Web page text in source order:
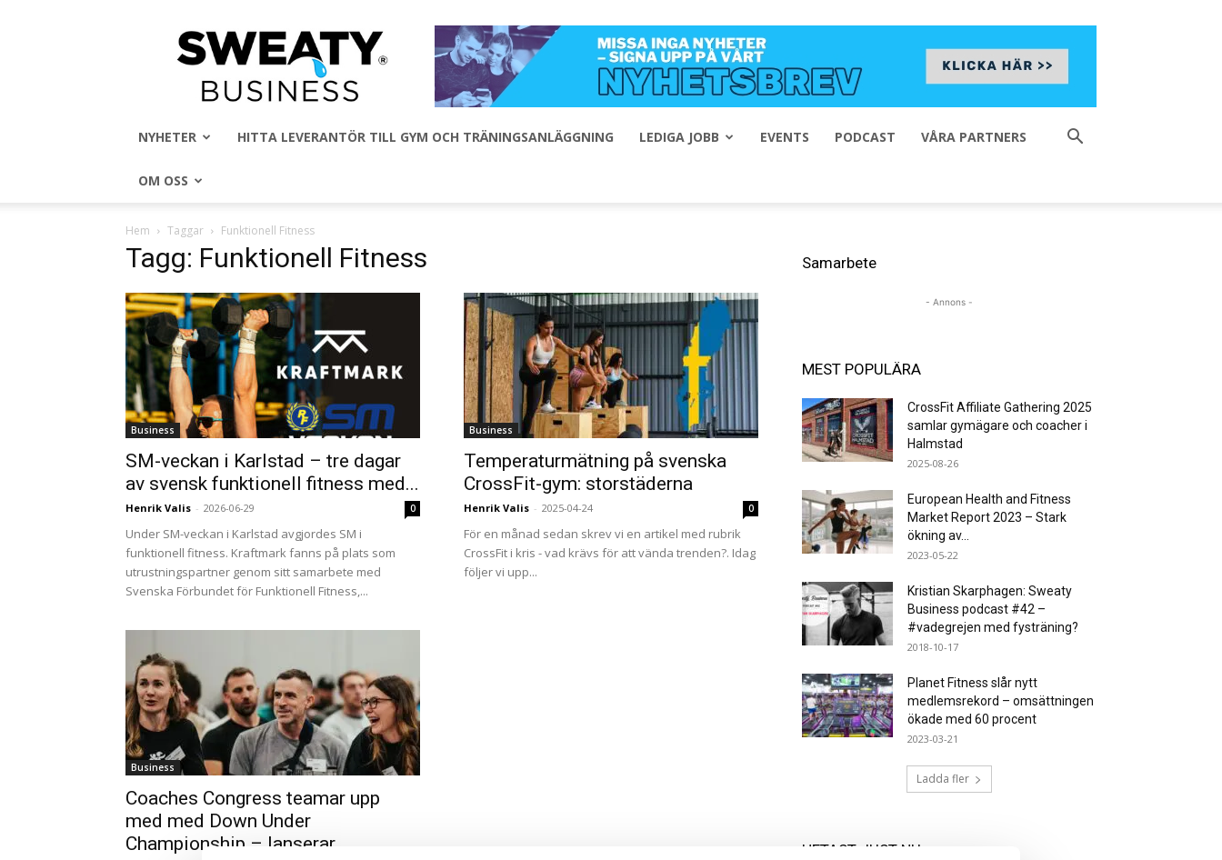
Sweaty
Business
NYHETER HITTA LEVERANTÖR TILL GYM OCH TRÄNINGSANLÄGGNING LEDIGA JOBB EVENTS PODCAST VÅRA PARTNERS
OM OSS
Hem Taggar Funktionell Fitness
Tagg: Funktionell Fitness
Business
SM-veckan i Karlstad – tre dagar
av svensk funktionell fitness med...
Henrik Valis - 2026-06-29 0
Under SM-veckan i Karlstad avgjordes SM i
funktionell fitness. Kraftmark fanns på plats som
utrustningspartner genom sitt samarbete med
Svenska Förbundet för Funktionell Fitness,...
Business
Temperaturmätning på svenska
CrossFit-gym: storstäderna
Henrik Valis - 2025-04-24 0
För en månad sedan skrev vi en artikel med rubrik
CrossFit i kris - vad krävs för att vända trenden?. Idag
följer vi upp...
Business
Coaches Congress teamar upp
med med Down Under
Championship – lanserar...
Samarbete
- Annons -
MEST POPULÄRA
CrossFit Affiliate Gathering 2025
samlar gymägare och coacher i
Halmstad
2025-08-26
European Health and Fitness
Market Report 2023 – Stark
ökning av...
2023-05-22
Kristian Skarphagen: Sweaty
Business podcast #42 –
#vadegrejen med fysträning?
2018-10-17
Planet Fitness slår nytt
medlemsrekord – omsättningen
ökade med 60 procent
2023-03-21
Ladda fler
HETAST JUST NU